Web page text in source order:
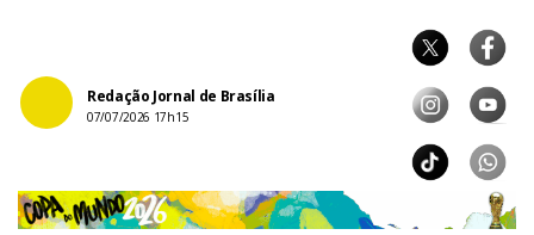
Redação Jornal de Brasília
07/07/2026 17h15